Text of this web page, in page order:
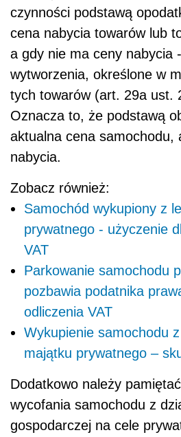
czynności podstawą
cena nabycia towarów lub
a gdy nie ma ceny nabycia
wytworzenia, określone w
tych towarów (art. 29a ust.
Oznacza to, że podstawą
aktualna cena samochodu,
nabycia.
Zobacz również:
Samochód wykupiony z
prywatnego - użyczenie
VAT
Parkowanie samochodu
pozbawia podatnika
odliczenia VAT
Wykupienie samochodu
majątku prywatnego –
Dodatkowo należy
wycofania samochodu z
gospodarczej na cele